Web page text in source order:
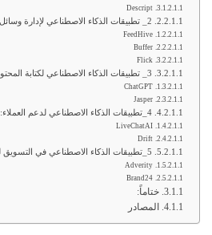
Descript
2_ تطبيقات الذكاء الاصطناعي لإدارة وسائل التواصل الاجتماعي
FeedHive
Buffer
Flick
3_ تطبيقات الذكاء الاصطناعي لكتابة المحتوى
ChatGPT
Jasper
4_تطبيقات الذكاء الاصطناعي لدعم العملاء:
LiveChatAI
Drift
5_تطبيقات الذكاء الاصطناعي في التسويق لتحليل البيانات:
Adverity
Brand24
ختاماً:
المصادر